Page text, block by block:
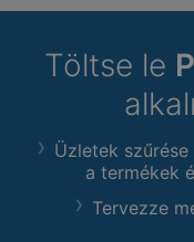
Töltse le
Üzletek
a termékek
Tervezze